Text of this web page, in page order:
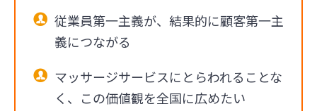
従業員第一主義が、結果的に顧客第一主
義につながる
マッサージサービスにとらわれることな
く、この価値観を全国に広めたい